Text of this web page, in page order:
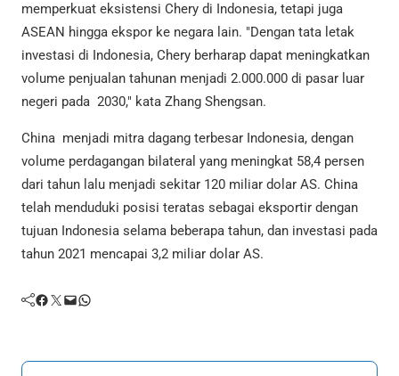
memperkuat eksistensi Chery di Indonesia, tetapi juga
ASEAN hingga ekspor ke negara lain. "Dengan tata letak
investasi di Indonesia, Chery berharap dapat meningkatkan
volume penjualan tahunan menjadi 2.000.000 di pasar luar
negeri pada 2030," kata Zhang Shengsan.
China menjadi mitra dagang terbesar Indonesia, dengan
volume perdagangan bilateral yang meningkat 58,4 persen
dari tahun lalu menjadi sekitar 120 miliar dolar AS. China
telah menduduki posisi teratas sebagai eksportir dengan
tujuan Indonesia selama beberapa tahun, dan investasi pada
tahun 2021 mencapai 3,2 miliar dolar AS.
Facebook Twitter Mail WhatsApp